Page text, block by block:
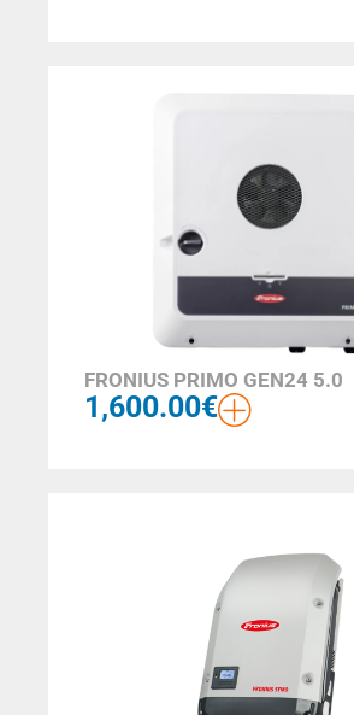
FRONIUS PRIMO GEN24 5.0
1,600.00€